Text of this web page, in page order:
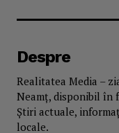
Despre
Realitatea Media –
Neamț, disponibil în
Știri actuale,
locale.